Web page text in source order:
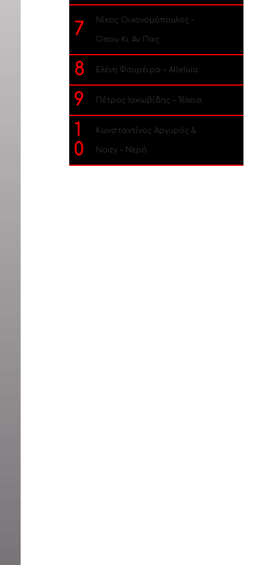
7 Νίκος Οικονομόπουλος –
Όπου Κι Αν Πας
8 Ελένη Φουρέιρα – Alleluia
9 Πέτρος Ιακωβίδης – Τέλεια
1
0
Κωνσταντίνος Αργυρός &
Noizy – Νερό